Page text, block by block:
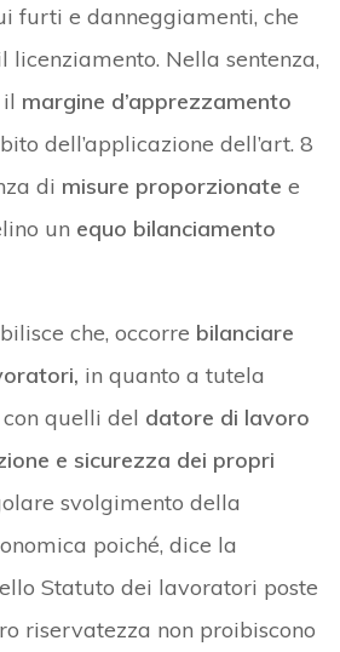
furti e danneggiamenti, che
licenziamento. Nella sentenza,
margine d’apprezzamento
dell’applicazione dell’art. 8
di misure proporzionate e
un equo bilanciamento
che, occorre bilanciare
in quanto a tutela
con quelli del datore di lavoro
e sicurezza dei propri
svolgimento della
poiché, dice la
Statuto dei lavoratori poste
riservatezza non proibiscono